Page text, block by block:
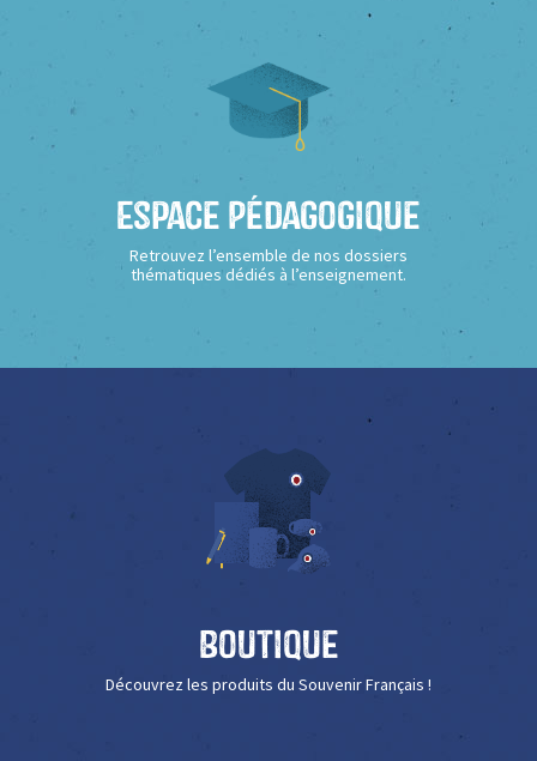
Espace Pédagogique
Retrouvez l’ensemble de nos dossiers
thématiques dédiés à l’enseignement.
Boutique
Découvrez les produits du Souvenir Français !